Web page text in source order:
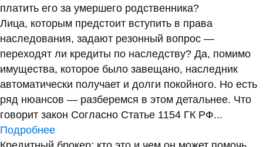
платить его за умершего родственника?
Лица, которым предстоит вступить в права
наследования, задают резонный вопрос —
переходят ли кредиты по наследству? Да, помимо
имущества, которое было завещано, наследник
автоматически получает и долги покойного. Но есть
ряд нюансов — разберемся в этом детальнее. Что
говорит закон Согласно Статье 1154 ГК РФ...
Подробнее